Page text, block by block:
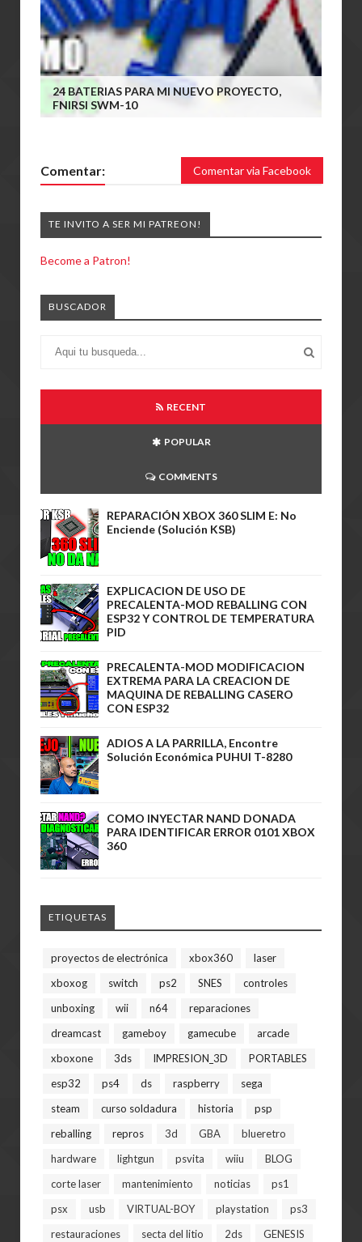
24 BATERIAS PARA MI NUEVO PROYECTO,
FNIRSI SWM-10
Comentar: Comentar via Facebook
TE INVITO A SER MI PATREON!
Become a Patron!
BUSCADOR
RECENT
POPULAR
COMMENTS
REPARACIÓN XBOX 360 SLIM E: No
Enciende (Solución KSB)
EXPLICACION DE USO DE
PRECALENTA-MOD REBALLING CON
ESP32 Y CONTROL DE TEMPERATURA
PID
PRECALENTA-MOD MODIFICACION
EXTREMA PARA LA CREACION DE
MAQUINA DE REBALLING CASERO
CON ESP32
ADIOS A LA PARRILLA, Encontre
Solución Económica PUHUI T-8280
COMO INYECTAR NAND DONADA
PARA IDENTIFICAR ERROR 0101 XBOX
360
ETIQUETAS
proyectos de electrónica xbox360
laser
xboxog
switch ps2 SNES
controles
unboxing
wii n64
reparaciones
dreamcast
gameboy gamecube
arcade
xboxone
3ds IMPRESION_3D
PORTABLES
esp32
ps4 ds raspberry
sega
steam
curso soldadura historia
psp
reballing
repros 3d GBA
blueretro
hardware
lightgun psvita wiiu
BLOG
corte laser
mantenimiento noticias
ps1
psx
usb VIRTUAL-BOY playstation
ps3
restauraciones
secta del litio 2ds
GENESIS